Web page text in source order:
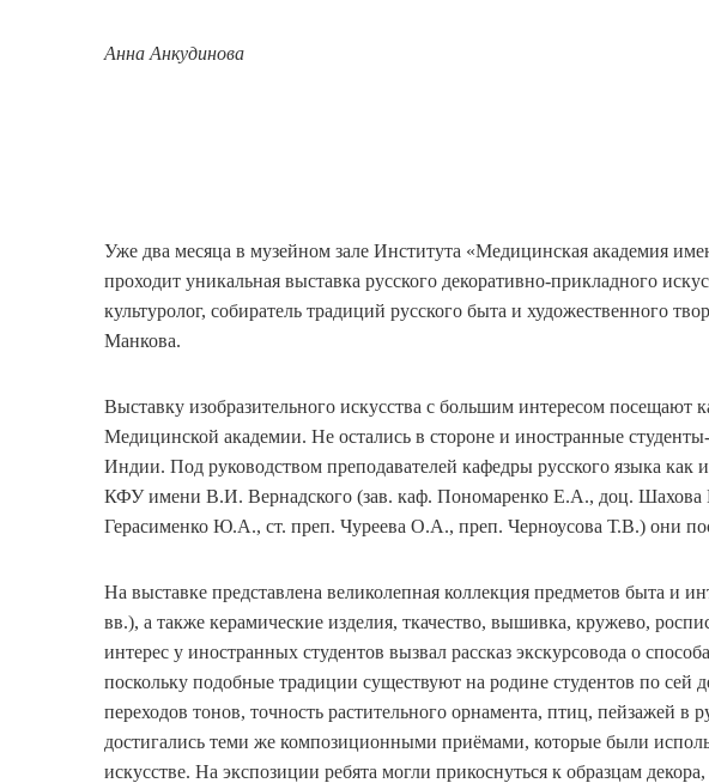
Анна Анкудинова
Уже два месяца в музейном зале Института «Медицинская
проходит уникальная выставка русского декоративно-прикладного
культуролог, собиратель традиций русского быта и художественного
Манкова.
Выставку изобразительного искусства с большим интересом посещают
Медицинской академии. Не остались в стороне и иностранные
Индии. Под руководством преподавателей кафедры русского языка как
КФУ имени В.И. Вернадского (зав. каф. Пономаренко Е.А., доц.
Герасименко Ю.А., ст. преп. Чуреева О.А., преп. Черноусова Т.В.) они
На выставке представлена великолепная коллекция предметов быта и
вв.), а также керамические изделия, ткачество, вышивка, кружево,
интерес у иностранных студентов вызвал рассказ экскурсовода о
поскольку подобные традиции существуют на родине студентов по сей
переходов тонов, точность растительного орнамента, птиц, пейзажей в
достигались теми же композиционными приёмами, которые были
искусстве. На экспозиции ребята могли прикоснуться к образцам